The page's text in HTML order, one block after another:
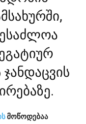
მოწოდებაა